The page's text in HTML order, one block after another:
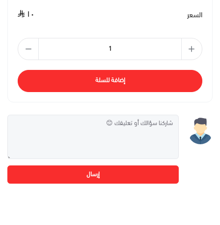
السعر ١٠
إضافة للسلة
إرسال